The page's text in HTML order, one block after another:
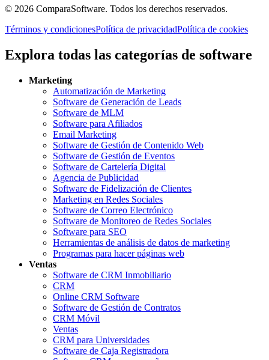
© 2026 ComparaSoftware. Todos los derechos reservados.
Términos y condicionesPolítica de privacidadPolítica de cookies
Explora todas las categorías de software
Marketing
Automatización de Marketing
Software de Generación de Leads
Software de MLM
Software para Afiliados
Email Marketing
Software de Gestión de Contenido Web
Software de Gestión de Eventos
Software de Cartelería Digital
Agencia de Publicidad
Software de Fidelización de Clientes
Marketing en Redes Sociales
Software de Correo Electrónico
Software de Monitoreo de Redes Sociales
Software para SEO
Herramientas de análisis de datos de marketing
Programas para hacer páginas web
Ventas
Software de CRM Inmobiliario
CRM
Online CRM Software
Software de Gestión de Contratos
CRM Móvil
Ventas
CRM para Universidades
Software de Caja Registradora